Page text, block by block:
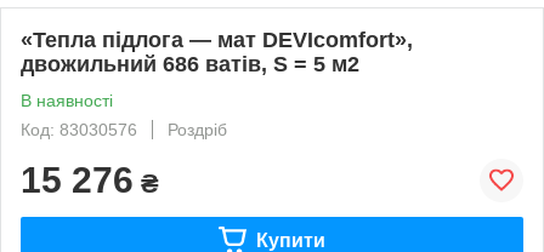
«Тепла підлога — мат DEVIcomfort»,
двожильний 686 ватів, S = 5 м2
В наявності
Код: 83030576
Роздріб
15 276 ₴
Купити